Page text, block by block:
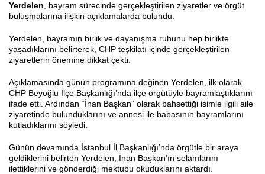
Yerdelen , bayram sürecinde gerçekleştirilen ziyaretler ve örgüt
buluşmalarına ilişkin açıklamalarda bulundu.
Yerdelen, bayramın birlik ve dayanışma ruhunu hep birlikte
yaşadıklarını belirterek, CHP teşkilatı içinde gerçekleştirilen
ziyaretlerin önemine dikkat çekti.
Açıklamasında günün programına değinen Yerdelen, ilk olarak
CHP Beyoğlu İlçe Başkanlığı’nda ilçe örgütüyle bayramlaştıklarını
ifade etti. Ardından “İnan Başkan” olarak bahsettiği isimle ilgili aile
ziyaretinde bulunduklarını ve annesi ile babasının bayramlarını
kutladıklarını söyledi.
Günün devamında İstanbul İl Başkanlığı’nda örgütle bir araya
geldiklerini belirten Yerdelen, İnan Başkan’ın selamlarını
ilettiklerini ve gönderdiği mektubu okuduklarını aktardı.
Haberin Doğru Adresi.